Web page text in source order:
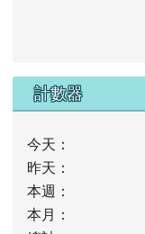
計數器
今天：
昨天：
本週：
本月：